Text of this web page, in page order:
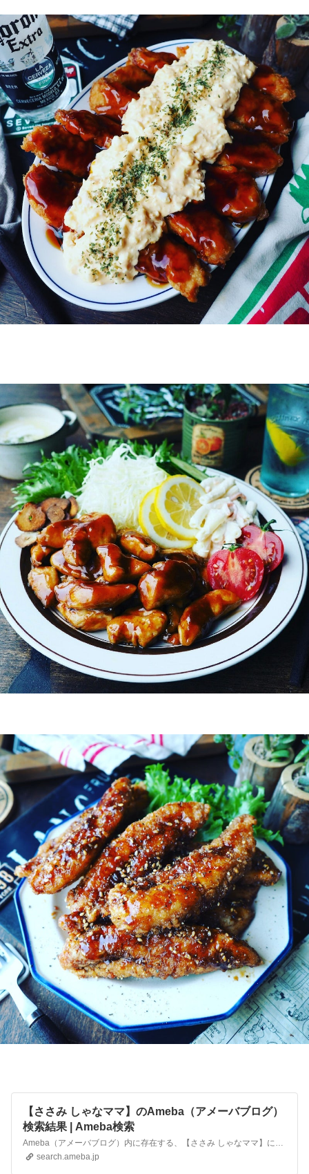
【ささみ しゃなママ】のAmeba（アメーバブログ）
検索結果 | Ameba検索
Ameba（アメーバブログ）内に存在する、【ささみ しゃなママ】に関連するブログの検索結果です。
search.ameba.jp